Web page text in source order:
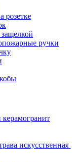
розетке
ручки
керамогранит
искусственная